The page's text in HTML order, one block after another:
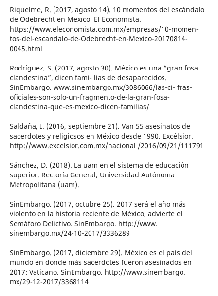
Riquelme, R. (2017, agosto 14). 10 momentos del escándalo
de Odebrecht en México. El Economista.
https://www.eleconomista.com.mx/empresas/10-momen-
tos-del-escandalo-de-Odebrecht-en-Mexico-20170814-
0045.html
Rodríguez, S. (2017, agosto 30). México es una “gran fosa
clandestina”, dicen fami- lias de desaparecidos.
SinEmbargo. www.sinembargo.mx/3086066/las-ci- fras-
oficiales-son-solo-un-fragmento-de-la-gran-fosa-
clandestina-que-es-mexico-dicen-familias/
Saldaña, I. (2016, septiembre 21). Van 55 asesinatos de
sacerdotes y religiosos en México desde 1990. Excélsior.
http://www.excelsior.com.mx/nacional /2016/09/21/111791
Sánchez, D. (2018). La uam en el sistema de educación
superior. Rectoría General, Universidad Autónoma
Metropolitana (uam).
SinEmbargo. (2017, octubre 25). 2017 será el año más
violento en la historia reciente de México, advierte el
Semáforo Delictivo. SinEmbargo. http://www.
sinembargo.mx/24-10-2017/3336289
SinEmbargo. (2017, diciembre 29). México es el país del
mundo en donde más sacerdotes fueron asesinados en
2017: Vaticano. SinEmbargo. http://www.sinembargo.
mx/29-12-2017/3368114